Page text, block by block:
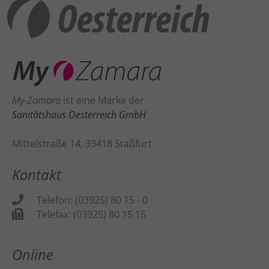
My-Zamara ist eine Marke der
Sanitätshaus Oesterreich GmbH
Mittelstraße 14, 39418 Staßfurt
Kontakt
Telefon: (03925) 80 15 - 0
Telefax: (03925) 80 15 15
Online
Inhalte von Videoplattformen und Social Media Plattformen werden
standardmäßig blockiert. Wenn Cookies von externen Medien akzeptiert
werden, bedarf der Zugriff auf diese Inhalte keiner manuellen
Zustimmung mehr.
Datenschutzerklärung